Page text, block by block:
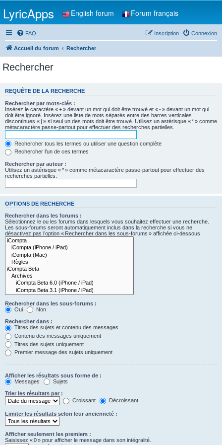
LyricApps English forum Forum français
FAQ Connexion
Inscription
Accueil du forum Rechercher
Rechercher
REQUÊTE DE LA RECHERCHE
Rechercher par mots-clés :
Insérez le caractère « + » devant un mot qui doit être trouvé et « - » devant un mot qui
doit être ignoré. Insérez une liste de mots séparés entre des barres verticales
discontinues « | » si seul un des mots doit être trouvé. Utilisez un astérisque « * » comme
métacaractère passe-partout pour effectuer des recherches partielles.
Rechercher tous les termes ou utiliser une question complète
Rechercher l’un de ces termes
Rechercher par auteur :
Utilisez un astérisque « * » comme métacaractère passe-partout pour effectuer des
recherches partielles.
OPTIONS DE RECHERCHE
Rechercher dans les forums :
Sélectionnez le ou les forums dans lesquels vous souhaitez effectuer une recherche.
Les sous-forums seront automatiquement inclus dans la recherche si vous ne
désactivez pas l’option « Rechercher dans les sous-forums » affichée ci-dessous.
Rechercher dans les sous-forums :
Oui
Non
Rechercher dans :
Titres des sujets et contenu des messages
Contenu des messages uniquement
Titres des sujets uniquement
Premier message des sujets uniquement
Afficher les résultats sous forme de :
Messages
Sujets
Trier les résultats par :
Croissant
Décroissant
Limiter les résultats selon leur ancienneté :
Afficher seulement les premiers :
Saisissez « 0 » pour afficher le message dans son intégralité.